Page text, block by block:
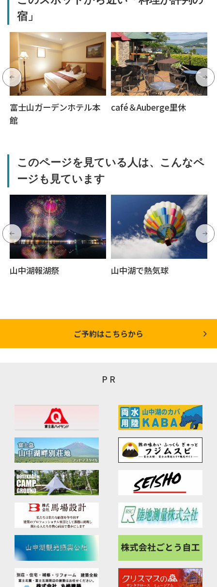
宿」
富士山ガーデンホテル本
館
café＆Auberge里休
このページを見ている人は、こんなペ
ージも見ています
山中湖報湖祭 山中湖で熱気球
ご予約はこちらから
P R